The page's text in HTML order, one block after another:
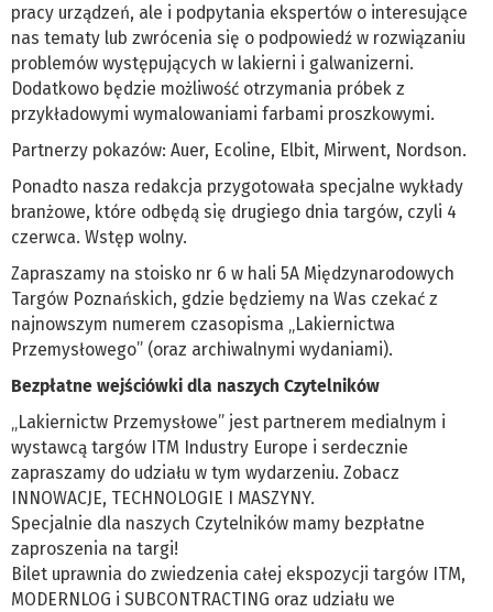
pracy urządzeń, ale i podpytania ekspertów o interesujące
nas tematy lub zwrócenia się o podpowiedź w rozwiązaniu
problemów występujących w lakierni i galwanizerni.
Dodatkowo będzie możliwość otrzymania próbek z
przykładowymi wymalowaniami farbami proszkowymi.
Partnerzy pokazów: Auer, Ecoline, Elbit, Mirwent, Nordson.
Ponadto nasza redakcja przygotowała specjalne wykłady
branżowe, które odbędą się drugiego dnia targów, czyli 4
czerwca. Wstęp wolny.
Zapraszamy na stoisko nr 6 w hali 5A Międzynarodowych
Targów Poznańskich, gdzie będziemy na Was czekać z
najnowszym numerem czasopisma „Lakiernictwa
Przemysłowego” (oraz archiwalnymi wydaniami).
Bezpłatne wejściówki dla naszych Czytelników
„Lakiernictw Przemysłowe” jest partnerem medialnym i
wystawcą targów ITM Industry Europe i serdecznie
zapraszamy do udziału w tym wydarzeniu. Zobacz
INNOWACJE, TECHNOLOGIE I MASZYNY.
Specjalnie dla naszych Czytelników mamy bezpłatne
zaproszenia na targi!
Bilet uprawnia do zwiedzenia całej ekspozycji targów ITM,
MODERNLOG i SUBCONTRACTING oraz udziału we